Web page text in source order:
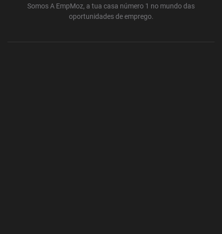
Somos A EmpMoz, a tua casa número 1 no mundo das
oportunidades de emprego.